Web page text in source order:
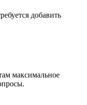
добавить
максимальное